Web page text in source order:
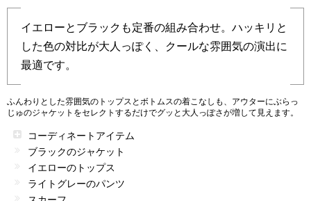
イエローとブラックも定番の組み合わせ。ハッキリと
した色の対比が大人っぽく、クールな雰囲気の演出に
最適です。
ふんわりとした雰囲気のトップスとボトムスの着こなしも、アウターにぶらっ
じゅのジャケットをセレクトするだけでグッと大人っぽさが増して見えます。
コーディネートアイテム
ブラックのジャケット
イエローのトップス
ライトグレーのパンツ